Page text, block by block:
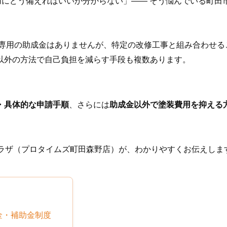
の助成金はありませんが、特定の改修工事と組み合わせる
の方法で自己負担を減らす手段も複数あります。
具体的な申請手順、さらには助成金以外で塗装費用を抑える
（プロタイムズ町田森野店）が、わかりやすくお伝えしま
・補助金制度